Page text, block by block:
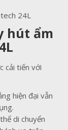
hút ẩm
cải tiến với
hiện đại vẫn
di chuyển